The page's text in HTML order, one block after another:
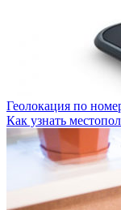
Геолокация по
Как узнать